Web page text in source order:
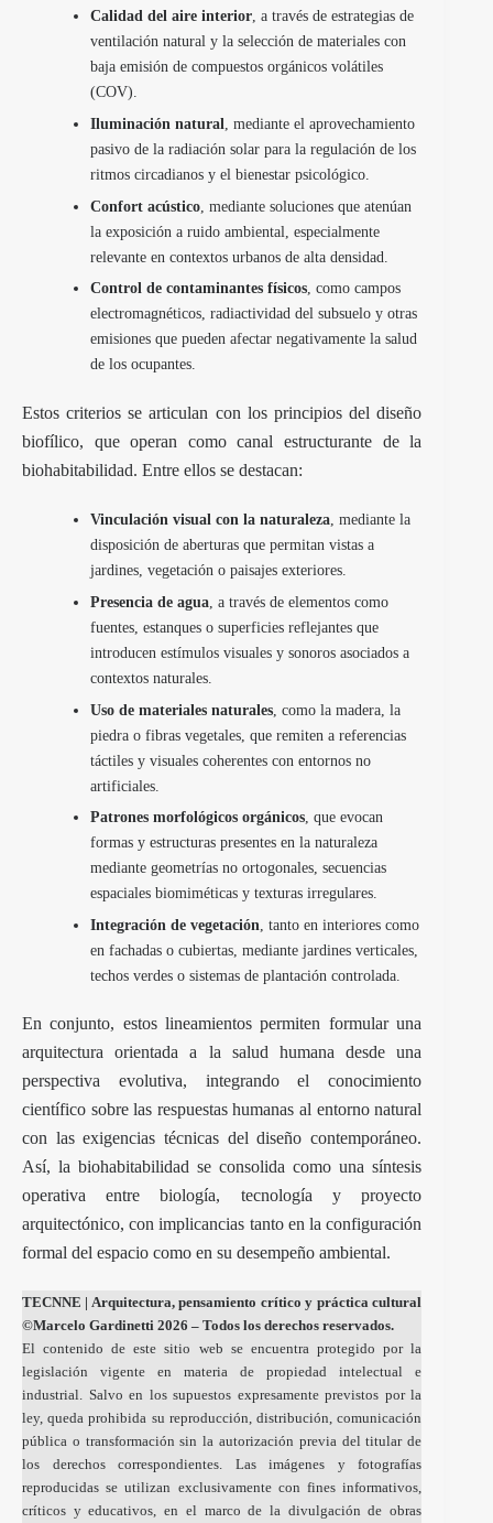
Calidad del aire interior, a través de estrategias de
ventilación natural y la selección de materiales con
baja emisión de compuestos orgánicos volátiles
(COV).
Iluminación natural , mediante el aprovechamiento
pasivo de la radiación solar para la regulación de los
ritmos circadianos y el bienestar psicológico.
Confort acústico , mediante soluciones que atenúan
la exposición a ruido ambiental, especialmente
relevante en contextos urbanos de alta densidad.
Control de contaminantes físicos, como campos
electromagnéticos, radiactividad del subsuelo y otras
emisiones que pueden afectar negativamente la salud
de los ocupantes.
Estos criterios se articulan con los principios del diseño
biofílico, que operan como canal estructurante de la
biohabitabilidad. Entre ellos se destacan:
Vinculación visual con la naturaleza, mediante la
disposición de aberturas que permitan vistas a
jardines, vegetación o paisajes exteriores.
Presencia de agua , a través de elementos como
fuentes, estanques o superficies reflejantes que
introducen estímulos visuales y sonoros asociados a
contextos naturales.
Uso de materiales naturales , como la madera, la
piedra o fibras vegetales, que remiten a referencias
táctiles y visuales coherentes con entornos no
artificiales.
Patrones morfológicos orgánicos, que evocan
formas y estructuras presentes en la naturaleza
mediante geometrías no ortogonales, secuencias
espaciales biomiméticas y texturas irregulares.
Integración de vegetación , tanto en interiores como
en fachadas o cubiertas, mediante jardines verticales,
techos verdes o sistemas de plantación controlada.
En conjunto, estos lineamientos permiten formular una
arquitectura orientada a la salud humana desde una
perspectiva evolutiva, integrando el conocimiento
científico sobre las respuestas humanas al entorno natural
con las exigencias técnicas del diseño contemporáneo.
Así, la biohabitabilidad se consolida como una síntesis
operativa entre biología, tecnología y proyecto
arquitectónico, con implicancias tanto en la configuración
formal del espacio como en su desempeño ambiental.
TECNNE | Arquitectura, pensamiento crítico y práctica cultural
©Marcelo Gardinetti 2026 – Todos los derechos reservados.
El contenido de este sitio web se encuentra protegido por la
legislación vigente en materia de propiedad intelectual e
industrial. Salvo en los supuestos expresamente previstos por la
ley, queda prohibida su reproducción, distribución, comunicación
pública o transformación sin la autorización previa del titular de
los derechos correspondientes. Las imágenes y fotografías
reproducidas se utilizan exclusivamente con fines informativos,
críticos y educativos, en el marco de la divulgación de obras